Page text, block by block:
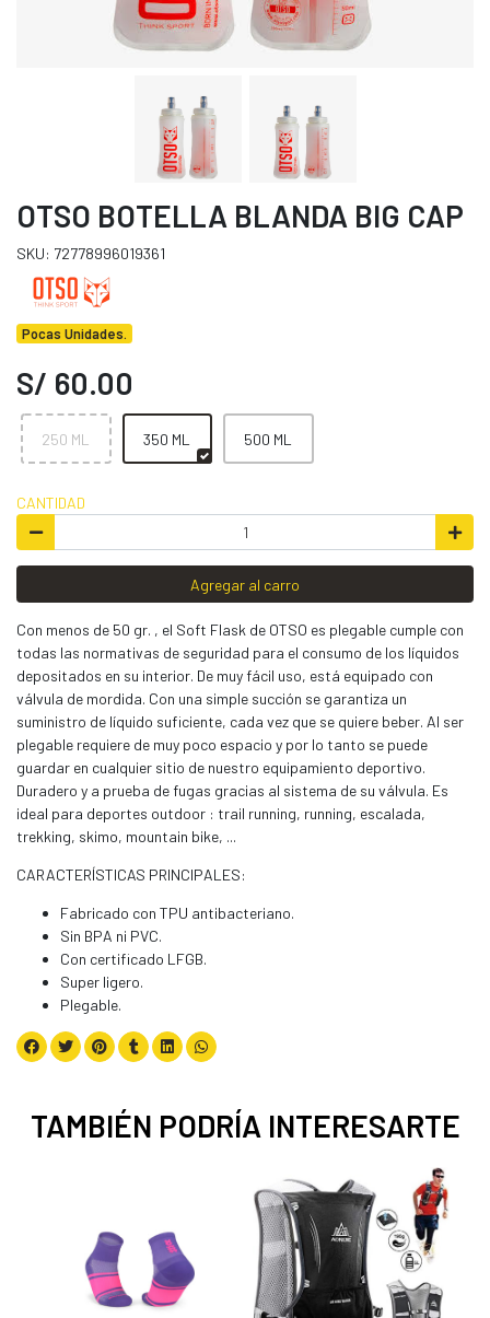
OTSO BOTELLA BLANDA BIG CAP
SKU: 72778996019361
Pocas Unidades.
S/ 60.00
250 ML 350 ML 500 ML
CANTIDAD
Agregar al carro
Con menos de 50 gr. , el Soft Flask de OTSO es plegable cumple con
todas las normativas de seguridad para el consumo de los líquidos
depositados en su interior. De muy fácil uso, está equipado con
válvula de mordida. Con una simple succión se garantiza un
suministro de líquido suficiente, cada vez que se quiere beber. Al ser
plegable requiere de muy poco espacio y por lo tanto se puede
guardar en cualquier sitio de nuestro equipamiento deportivo.
Duradero y a prueba de fugas gracias al sistema de su válvula. Es
ideal para deportes outdoor : trail running, running, escalada,
trekking, skimo, mountain bike, ...
CARACTERÍSTICAS PRINCIPALES:
Fabricado con TPU antibacteriano.
Sin BPA ni PVC.
Con certificado LFGB.
Super ligero.
Plegable.
TAMBIÉN PODRÍA INTERESARTE